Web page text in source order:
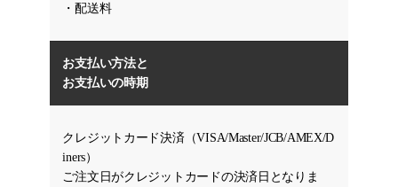
・配送料
お支払い方法と
お支払いの時期
クレジットカード決済（VISA/Master/JCB/AMEX/D
iners）
ご注文日がクレジットカードの決済日となりま